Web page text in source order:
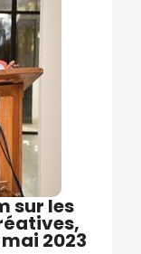
sur les
mai 2023